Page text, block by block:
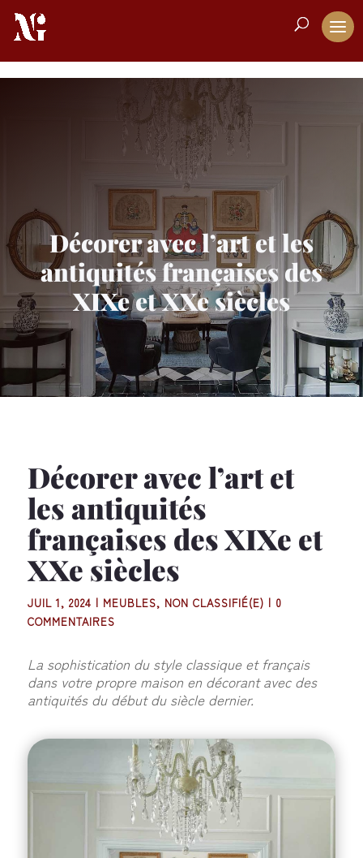
Décorer avec l’art et les
antiquités françaises des
XIXe et XXe siècles
Décorer avec l’art et
les antiquités
françaises des XIXe et
XXe siècles
JUIL 1, 2024 | MEUBLES, NON CLASSIFIÉ(E) | 0
COMMENTAIRES
La sophistication du style classique et français
dans votre propre maison en décorant avec des
antiquités du début du siècle dernier.